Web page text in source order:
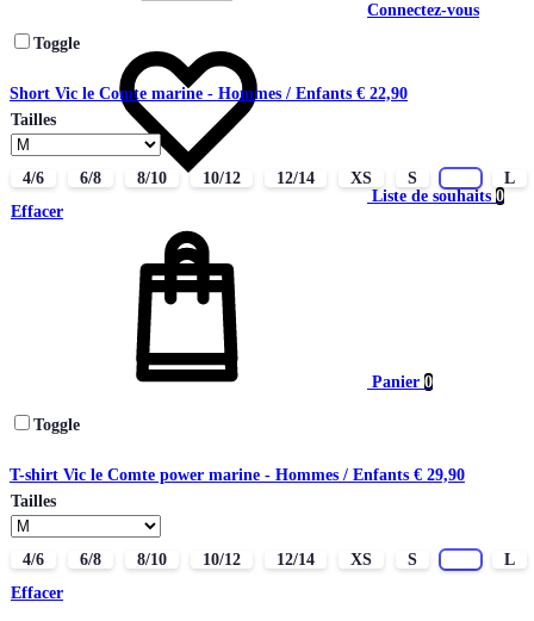
Connectez-vous
Liste de souhaits 0
Panier 0
Toggle
Short Vic le Comte marine - Hommes / Enfants € 22,90
Tailles
4/6 6/8 8/10 10/12 12/14 XS S
L
Effacer
Toggle
T-shirt Vic le Comte power marine - Hommes / Enfants € 29,90
Tailles
4/6 6/8 8/10 10/12 12/14 XS S
L
Effacer